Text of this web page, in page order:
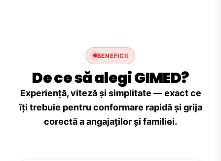
BENEFICII
De ce să alegi GIMED?
Experiență, viteză și simplitate — exact ce
îți trebuie pentru conformare rapidă și grija
corectă a angajaților și familiei.